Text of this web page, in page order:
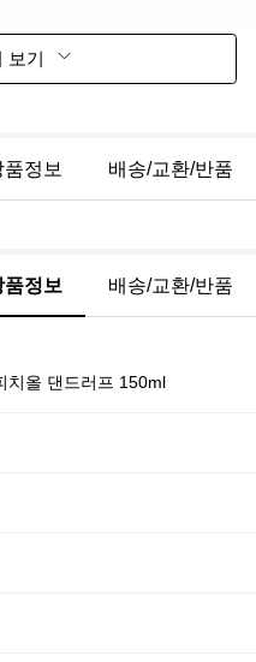
보기
품정보 배송/교환/반품
품정보 배송/교환/반품
치올 댄드러프 150ml